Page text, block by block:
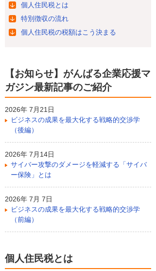
個人住民税とは
特別徴収の流れ
個人住民税の税額はこう決まる
【お知らせ】がんばる企業応援マ
ガジン最新記事のご紹介
2026年 7月21日
ビジネスの成果を最大化する戦略的交渉学
（後編）
2026年 7月14日
サイバー攻撃のダメージを軽減する「サイバ
ー保険」とは
2026年 7月 7日
ビジネスの成果を最大化する戦略的交渉学
（前編）
個人住民税とは